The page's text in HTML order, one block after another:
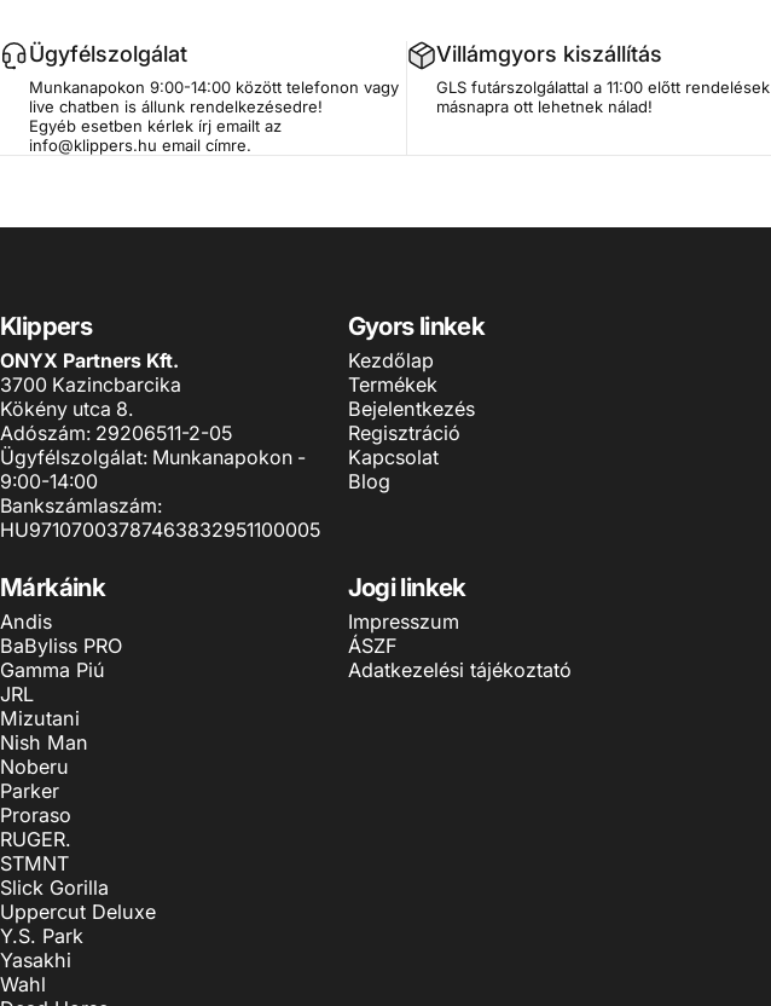
Ügyfélszolgálat
Munkanapokon 9:00-14:00 között telefonon vagy
live chatben is állunk rendelkezésedre!
Egyéb esetben kérlek írj emailt az
info@klippers.hu email címre.
Villámgyors kiszállítás
GLS futárszolgálattal a 11:00 előtt rendelések
másnapra ott lehetnek nálad!
Klippers
ONYX Partners Kft.
3700 Kazincbarcika
Kökény utca 8.
Adószám: 29206511-2-05
Ügyfélszolgálat: Munkanapokon -
9:00-14:00
Bankszámlaszám:
HU97107003787463832951100005
Gyors linkek
Kezdőlap
Termékek
Bejelentkezés
Regisztráció
Kapcsolat
Blog
Márkáink
Andis
BaByliss PRO
Gamma Piú
JRL
Mizutani
Nish Man
Noberu
Parker
Proraso
RUGER.
STMNT
Slick Gorilla
Uppercut Deluxe
Y.S. Park
Yasakhi
Wahl
Jogi linkek
Impresszum
ÁSZF
Adatkezelési tájékoztató